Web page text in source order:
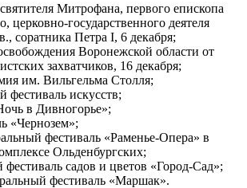
Митрофана, первого епископа
церковно-государственного деятеля
соратника Петра I, 6 декабря;
Воронежской области от
захватчиков, 16 декабря;
им. Вильгельма Столля;
фестиваль искусств;
в Дивногорье»;
«Чернозем»;
фестиваль «Раменье-Опера» в
Ольденбургских;
садов и цветов «Город-Сад»;
фестиваль «Маршак».